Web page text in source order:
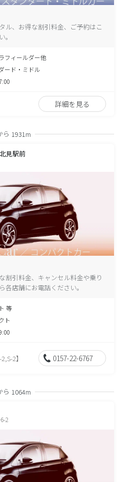
ル、お得な割引料金、ご予約はこ
フィールダー他
ード・ミドル
詳細を見る
ら 1931m
見駅前
割引料金、キャンセル料金や乗り
店舗にお電話ください。
等
ト
2】 0157-22-6767
ら 1064m
2